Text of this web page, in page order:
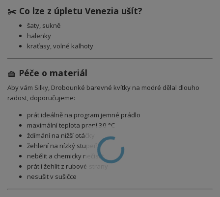
✂️ Co lze z úpletu Venezia ušít?
šaty, sukně
halenky
kraťasy, volné kalhoty
🧺 Péče o materiál
Aby vám Silky, Drobounké barevné kvítky na modré dělal dlouho
radost, doporučujeme:
prát ideálně na program jemné prádlo
maximální teplota praní 30 °C
ždímání na nižší otáčky
žehlení na nízký stupeň
nebělit a chemicky nečistit
prát i žehlit z rubové strany
nesušit v sušičce